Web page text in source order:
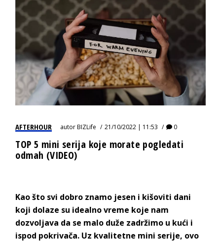
AFTERHOUR autorBIZLife 21/10/2022 | 11:53 0
TOP 5 mini serija koje morate pogledati
odmah (VIDEO)
Kao što svi dobro znamo jesen i kišoviti dani
koji dolaze su idealno vreme koje nam
dozvoljava da se malo duže zadržimo u kući i
ispod pokrivača. Uz kvalitetne mini serije, ovo